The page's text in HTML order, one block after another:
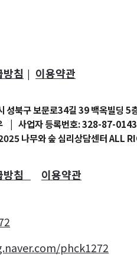
침 | 이용약관
성북구 보문로34길 39 백옥빌딩 5
| 사업자 등록번호: 328-87-
나무와 숲 심리상담센터 ALL
방침 이용약관